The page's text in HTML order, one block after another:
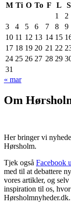
M Ti O To F L
S
1
2
3
4 5 6 7 8
9
10 11 12 13 14 15
17 18 19 20 21 22
24 25 26 27 28 29
31
« mar
Om
Her bringer vi
Hørsholm.
Tjek også Facebook
med til at debattere
vores artikler, og
inspiration til os,
Hørsholmnyheder.dk.